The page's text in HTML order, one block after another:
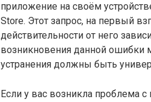
приложение на своём
Store. Этот запрос, на первый
действительности от него
возникновения данной ошибки
устранения должны быть
Если у вас возникла проблема